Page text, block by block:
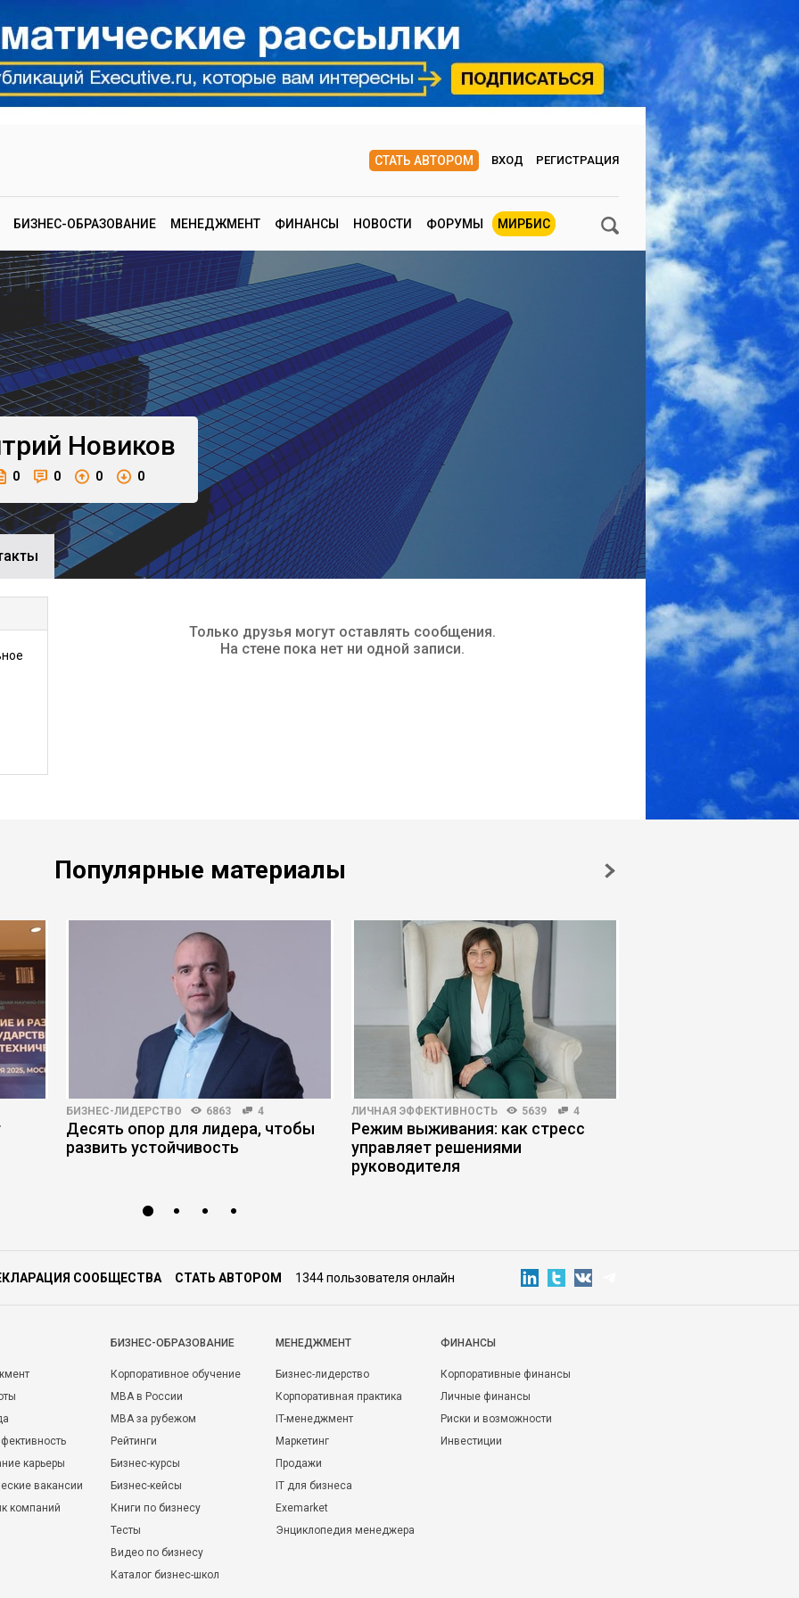
СТАТЬ АВТОРОМ ВХОД РЕГИСТРАЦИЯ
БИЗНЕС-ОБРАЗОВАНИЕ МЕНЕДЖМЕНТ ФИНАНСЫ НОВОСТИ ФОРУМЫ МИРБИС
Новиков
0 0 0 0
Только друзья могут оставлять сообщения.
На стене пока нет ни одной записи.
Популярные материалы
БИЗНЕС-ЛИДЕРСТВО 6863 4
Десять опор для лидера, чтобы
развить устойчивость
ЛИЧНАЯ ЭФФЕКТИВНОСТЬ 5639 4
Режим выживания: как стресс
управляет решениями
руководителя
СООБЩЕСТВА СТАТЬ АВТОРОМ 1344 пользователя онлайн
карьеры
вакансии
компаний
БИЗНЕС-ОБРАЗОВАНИЕ
Корпоративное обучение
MBA в России
MBA за рубежом
Рейтинги
Бизнес-курсы
Бизнес-кейсы
Книги по бизнесу
Тесты
Видео по бизнесу
Каталог бизнес-школ
МЕНЕДЖМЕНТ
Бизнес-лидерство
Корпоративная практика
IT-менеджмент
Маркетинг
Продажи
IT для бизнеса
Exemarket
Энциклопедия менеджера
ФИНАНСЫ
Корпоративные финансы
Личные финансы
Риски и возможности
Инвестиции